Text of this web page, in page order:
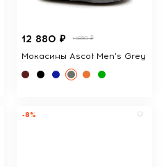
12 880 ₽ 13890 ₽
Мокасины Ascot Men's Grey
-8%